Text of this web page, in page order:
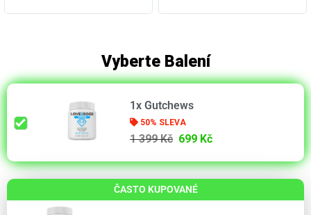
Vyberte Balení
1x Gutchews
50% SLEVA
1 399 Kč 699 Kč
ČASTO KUPOVANÉ